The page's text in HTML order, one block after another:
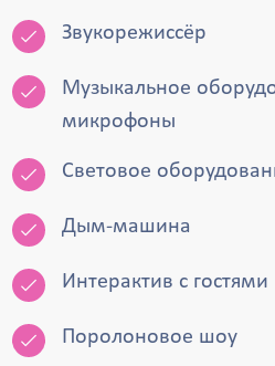
Звукорежиссёр
Музыкальное
микрофоны
Световое
Дым-машина
Интерактив с гостями
Поролоновое шоу